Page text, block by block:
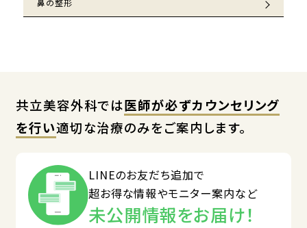
鼻の整形
共立美容外科では医師が必ずカウンセリング
を行い適切な治療のみをご案内します。
LINEのお友だち追加で
超お得な情報やモニター案内など
未公開情報をお届け！